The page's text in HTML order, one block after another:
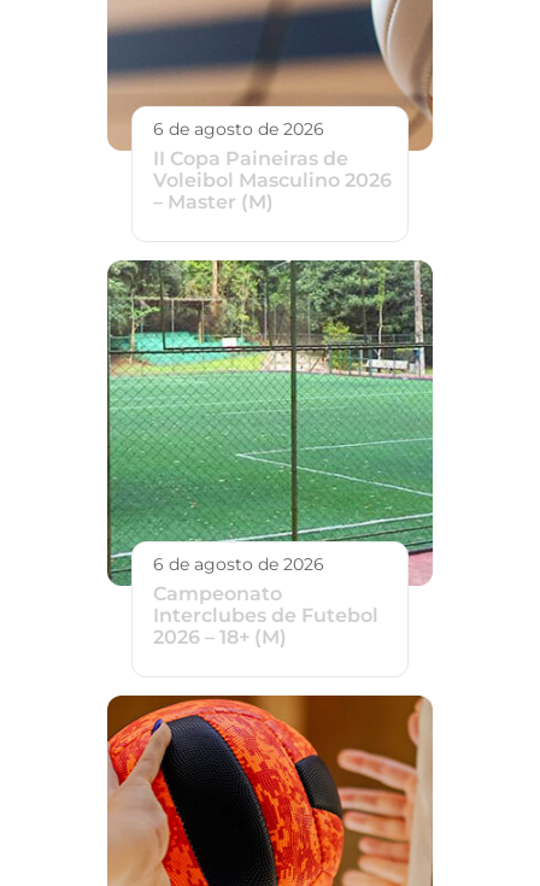
6 de agosto de 2026
II Copa Paineiras de
Voleibol Masculino 2026
– Master (M)
6 de agosto de 2026
Campeonato
Interclubes de Futebol
2026 – 18+ (M)